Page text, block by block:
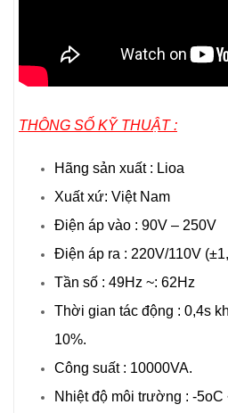
THÔNG SỐ KỸ THUẬT :
Hãng sản xuất : Lioa
Xuất xứ: Việt Nam
Điện áp vào : 90V – 250V
Điện áp ra : 220V/110V
Tần số : 49Hz ~: 62Hz
Thời gian tác động : 0,4s
10%.
Công suất : 10000VA.
Nhiệt độ môi trường : -5oC